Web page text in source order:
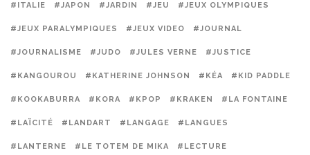
#ITALIE #JAPON #JARDIN #JEU #JEUX OLYMPIQUES
#JEUX PARALYMPIQUES #JEUX VIDEO #JOURNAL
#JOURNALISME #JUDO #JULES VERNE #JUSTICE
#KANGOUROU #KATHERINE JOHNSON #KÉA #KID PADDLE
#KOOKABURRA #KORA #KPOP #KRAKEN #LA FONTAINE
#LAÏCITÉ #LANDART #LANGAGE #LANGUES
#LANTERNE #LE TOTEM DE MIKA #LECTURE